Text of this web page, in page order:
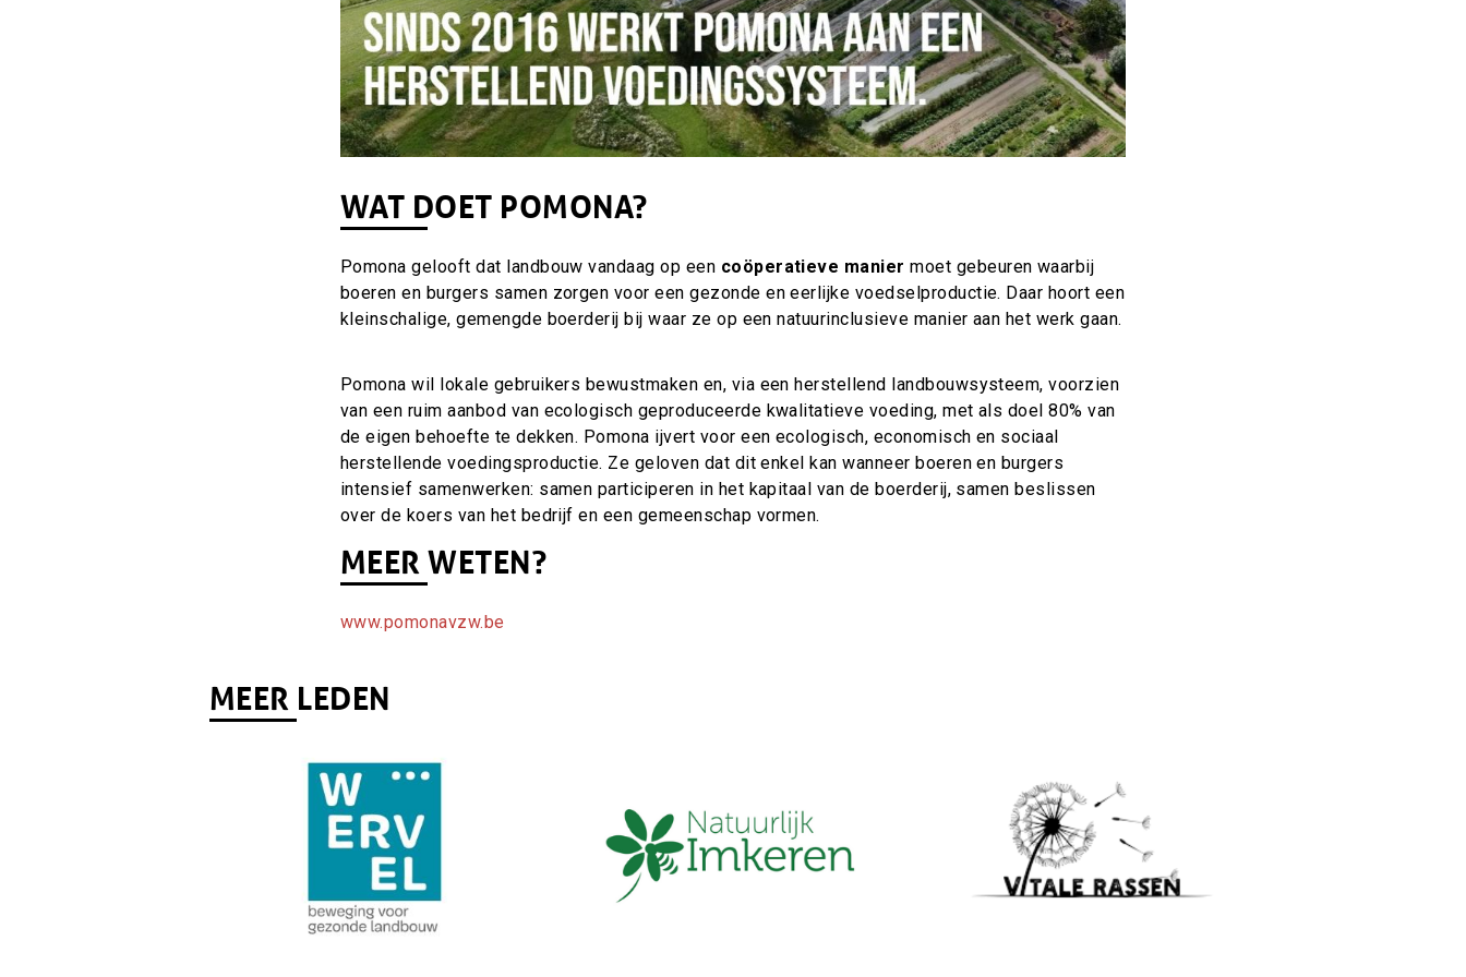
WAT DOET POMONA?
Pomona gelooft dat landbouw vandaag op een coöperatieve manier moet gebeuren waarbij
boeren en burgers samen zorgen voor een gezonde en eerlijke voedselproductie. Daar hoort een
kleinschalige, gemengde boerderij bij waar ze op een natuurinclusieve manier aan het werk gaan.
Pomona wil lokale gebruikers bewustmaken en, via een herstellend landbouwsysteem, voorzien
van een ruim aanbod van ecologisch geproduceerde kwalitatieve voeding, met als doel 80% van
de eigen behoefte te dekken. Pomona ijvert voor een ecologisch, economisch en sociaal
herstellende voedingsproductie. Ze geloven dat dit enkel kan wanneer boeren en burgers
intensief samenwerken: samen participeren in het kapitaal van de boerderij, samen beslissen
over de koers van het bedrijf en een gemeenschap vormen.
MEER WETEN?
www.pomonavzw.be
MEER LEDEN